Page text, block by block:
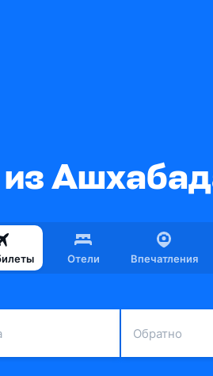
Отели Впечатления
Обратно